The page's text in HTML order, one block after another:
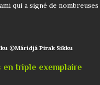
qui a signé de
©Máridjá Pirak Sikku
triple exemplaire